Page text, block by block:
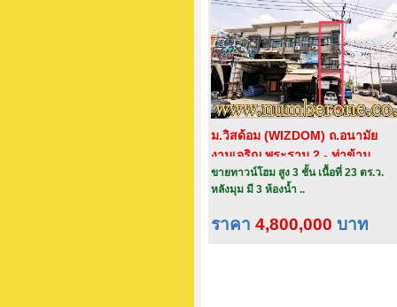
ม.วิสด้อม (WIZDOM) ถ.อนามัย
งามเจริญ พระราม 2 - ท่าข้าม
ขายทาวน์โฮม สูง 3 ชั้น เนื้อที่ 23 ตร.ว.
หลังมุม มี 3 ห้องน้ำ ..
ราคา 4,800,000 บาท